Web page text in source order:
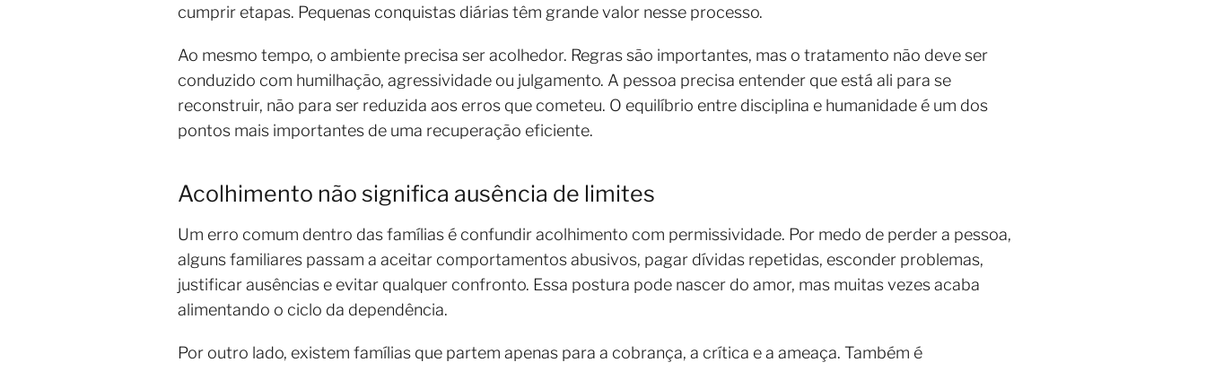
cumprir etapas. Pequenas conquistas diárias têm grande valor nesse processo.
Ao mesmo tempo, o ambiente precisa ser acolhedor. Regras são importantes, mas o tratamento não deve ser
conduzido com humilhação, agressividade ou julgamento. A pessoa precisa entender que está ali para se
reconstruir, não para ser reduzida aos erros que cometeu. O equilíbrio entre disciplina e humanidade é um dos
pontos mais importantes de uma recuperação eficiente.
Acolhimento não significa ausência de limites
Um erro comum dentro das famílias é confundir acolhimento com permissividade. Por medo de perder a pessoa,
alguns familiares passam a aceitar comportamentos abusivos, pagar dívidas repetidas, esconder problemas,
justificar ausências e evitar qualquer confronto. Essa postura pode nascer do amor, mas muitas vezes acaba
alimentando o ciclo da dependência.
Por outro lado, existem famílias que partem apenas para a cobrança, a crítica e a ameaça. Também é